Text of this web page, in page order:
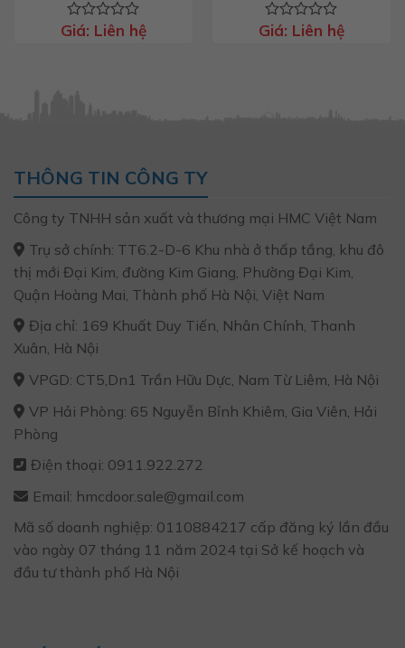
Được
Giá: Liên hệ
Được
Giá: Liên hệ
THÔNG TIN CÔNG TY
Công ty TNHH sản xuất và thương mại HMC Việt Nam
Trụ sở chính: TT6.2-D-6 Khu nhà ở thấp tầng, khu đô
thị mới Đại Kim, đường Kim Giang, Phường Đại Kim,
Quận Hoàng Mai, Thành phố Hà Nội, Việt Nam
Địa chỉ: 169 Khuất Duy Tiến, Nhân Chính, Thanh
Xuân, Hà Nội
VPGD: CT5,Dn1 Trần Hữu Dực, Nam Từ Liêm, Hà Nội
VP Hải Phòng: 65 Nguyễn Bỉnh Khiêm, Gia Viên, Hải
Phòng
Điện thoại: 0911.922.272
Email: hmcdoor.sale@gmail.com
Mã số doanh nghiệp: 0110884217 cấp đăng ký lần đầu
vào ngày 07 tháng 11 năm 2024 tại Sở kế hoạch và
đầu tư thành phố Hà Nội